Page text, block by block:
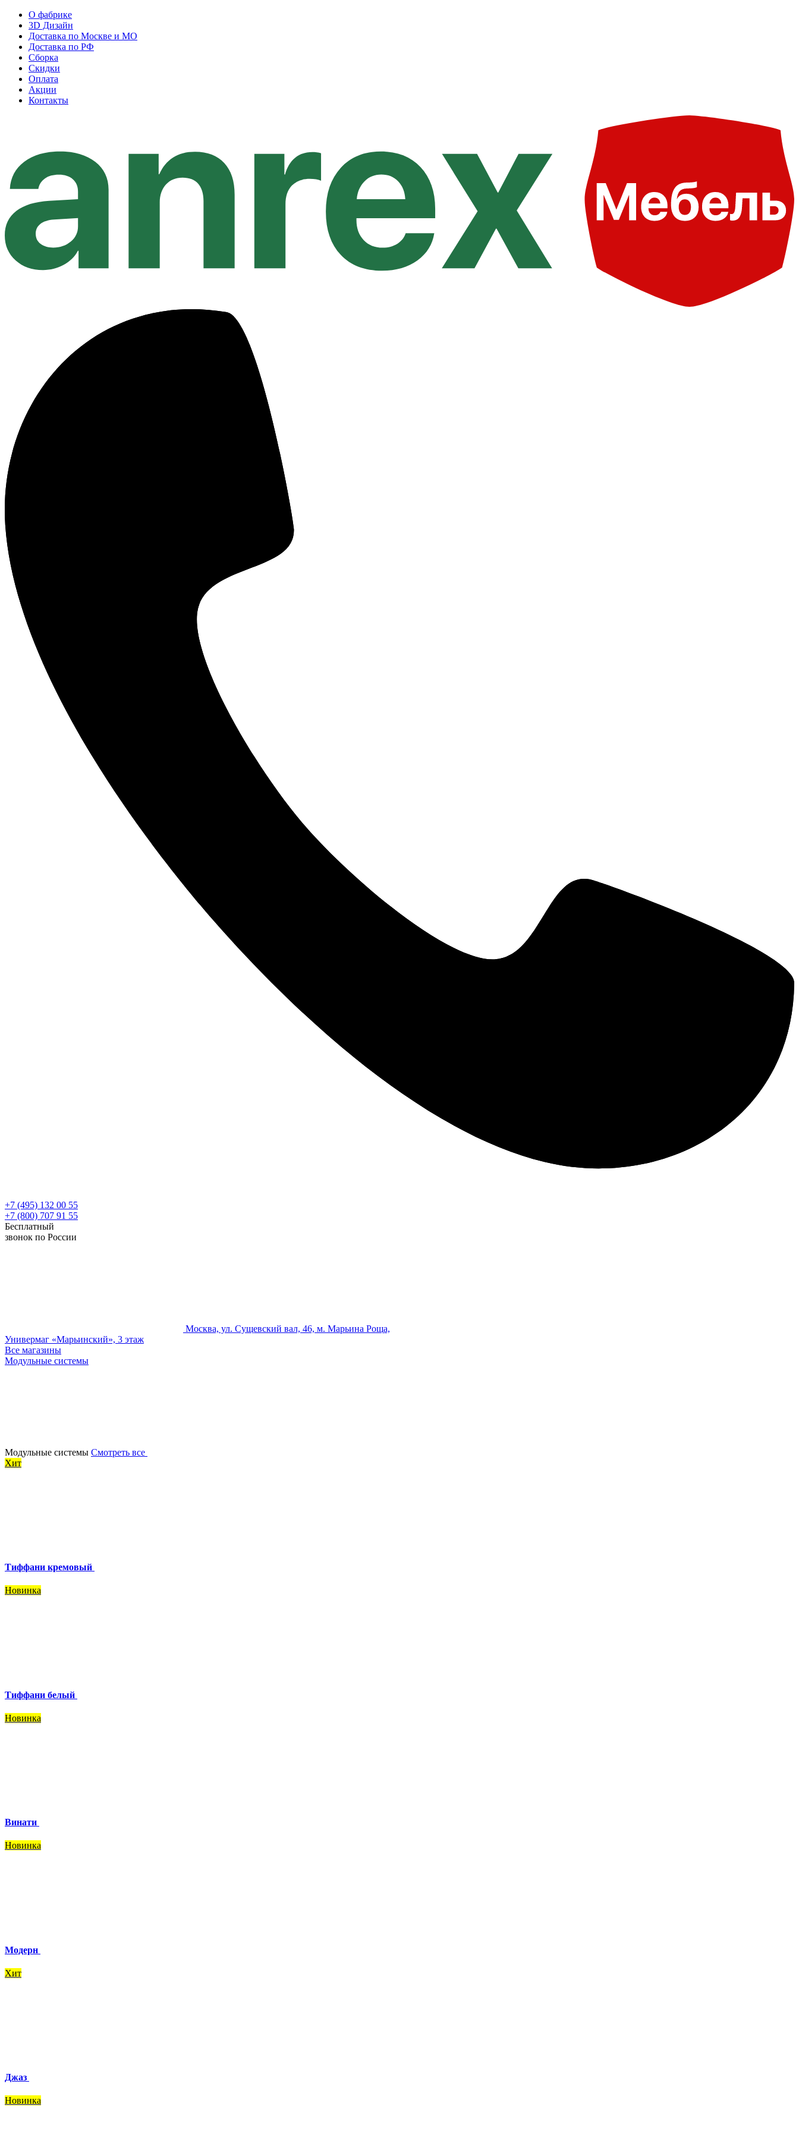
О фабрике
3D Дизайн
Доставка по Москве и МО
Доставка по РФ
Сборка
Скидки
Оплата
Акции
Контакты
+7 (495) 132 00 55
+7 (800) 707 91 55
Бесплатный
звонок по России
Москва, ул. Сущевский вал, 46, м. Марьина Роща,
Универмаг «Марьинский», 3 этаж
Все магазины
Модульные системы
Модульные системы Смотреть все
Хит
Тиффани кремовый
Новинка
Тиффани белый
Новинка
Винати
Новинка
Модерн
Хит
Джаз
Новинка